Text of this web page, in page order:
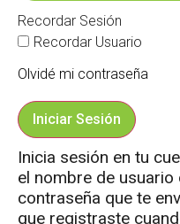
Recordar Sesión
Recordar Usuario
Olvidé mi contraseña
Iniciar Sesión
Inicia sesión en tu
el nombre de
contraseña que te
que registraste